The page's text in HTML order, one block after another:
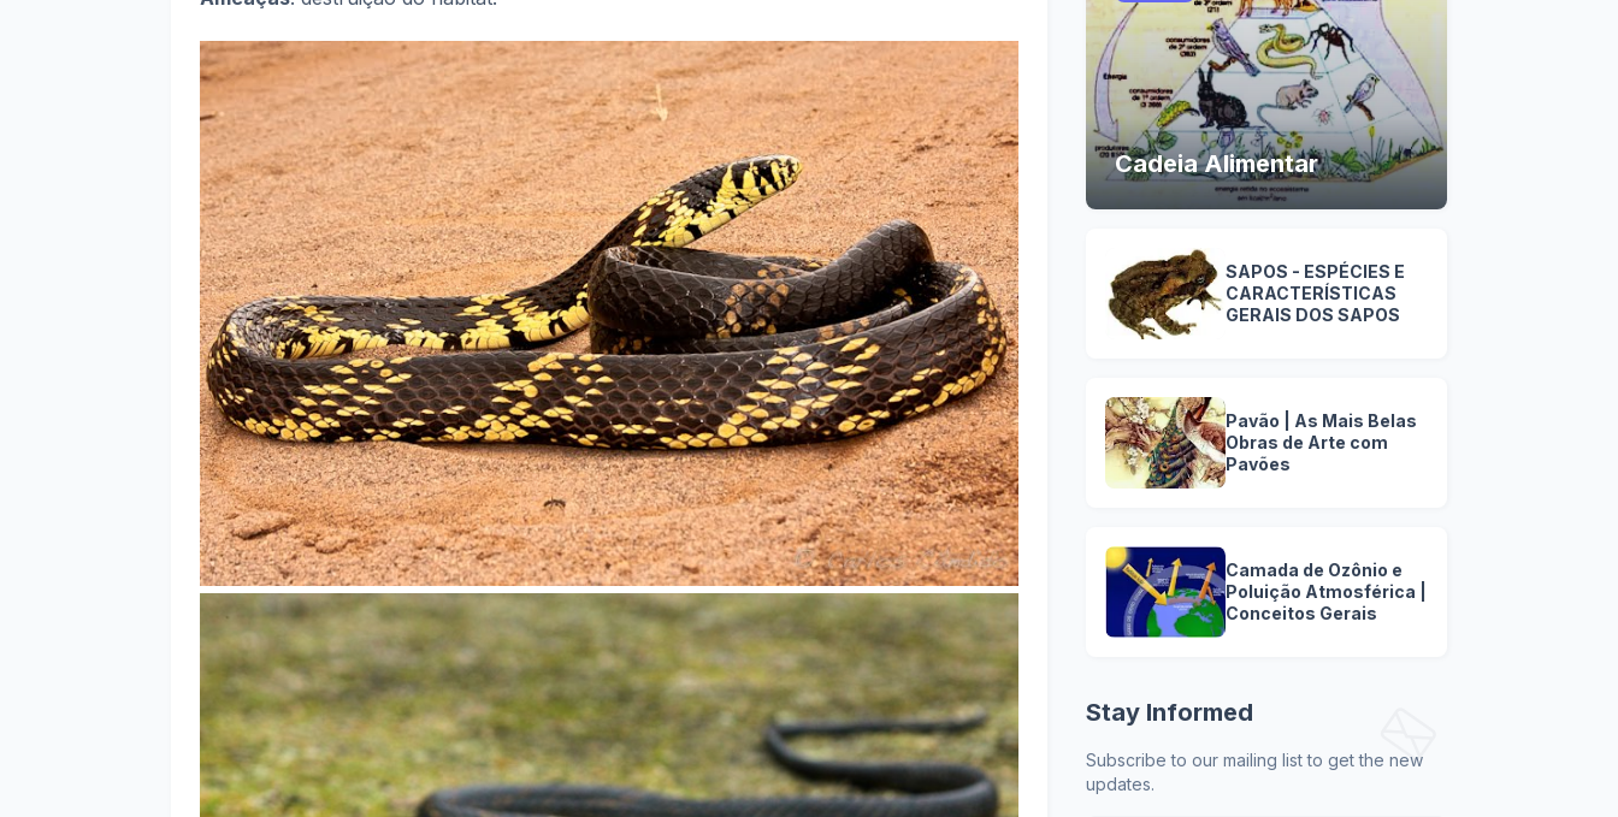
Cadeia Alimentar
SAPOS - ESPÉCIES E
CARACTERÍSTICAS
GERAIS DOS SAPOS
Pavão | As Mais Belas
Obras de Arte com
Pavões
Camada de Ozônio e
Poluição Atmosférica |
Conceitos Gerais
Stay Informed
Subscribe to our mailing list to get the new
updates.